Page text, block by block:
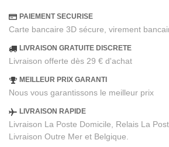
PAIEMENT SECURISE
Carte bancaire 3D sécure, virement
LIVRAISON GRATUITE DISCRETE
Livraison offerte dès 29 € d'achat
MEILLEUR PRIX GARANTI
Nous vous garantissons le meilleur prix
LIVRAISON RAPIDE
Livraison La Poste Domicile, Relais La
Livraison Outre Mer et Belgique.